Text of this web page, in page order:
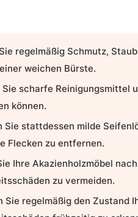
regelmäßig Schmutz,
weichen Bürste.
scharfe Reinigungsmittel
können.
Sie stattdessen milde
Flecken zu entfernen.
Ihre Akazienholzmöbel
zu vermeiden.
Sie regelmäßig den Zustand